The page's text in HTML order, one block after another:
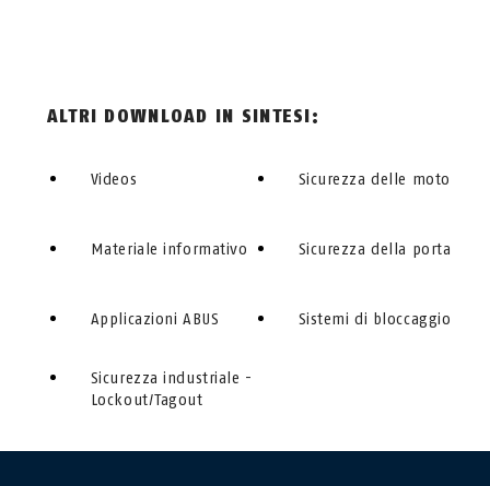
ALTRI DOWNLOAD IN SINTESI:
Videos
Materiale informativo
Applicazioni ABUS
Sicurezza industriale -
Lockout/Tagout
Sicurezza delle moto
Sicurezza della porta
Sistemi di bloccaggio